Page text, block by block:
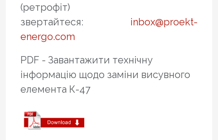
(ретрофіт)
звертайтеся: inbox@proekt-
energo.com
PDF - Завантажити технічну
інформацію щодо заміни висувного
елемента К-47